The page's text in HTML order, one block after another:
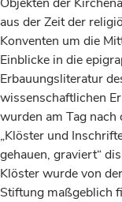
aus der Zeit der
Konventen um die
Einblicke in die
Erbauungsliteratur
wissenschaftlichen
wurden am Tag
„Klöster und
gehauen, graviert“
Klöster wurde von
Stiftung maßgeblich